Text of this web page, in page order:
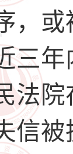
，
三
法院
信